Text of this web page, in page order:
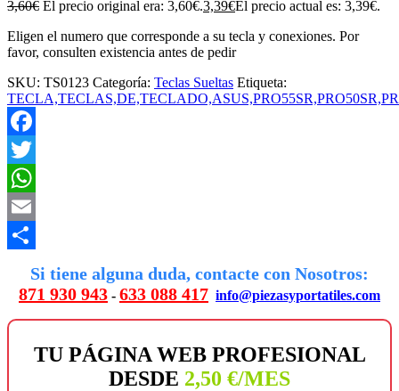
3,60€ El precio original era: 3,60€.3,39€El precio actual es: 3,39€.
Eligen el numero que corresponde a su tecla y conexiones. Por
favor, consulten existencia antes de pedir
SKU: TS0123 Categoría: Teclas Sueltas Etiqueta:
Facebook
Twitter
WhatsApp
Email
Si tiene alguna duda, contacte con Nosotros:
871 930 943 - 633 088 417 info@piezasyportatiles.com
TU PÁGINA WEB PROFESIONAL
DESDE 2,50 €/MES